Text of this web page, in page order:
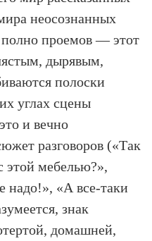
неосознанных
полно проемов — этот
дырявым,
полоски
углах сцены
и вечно
разговоров («Так
этой мебелью?»,
надо!», «А все-таки
знак
домашней,